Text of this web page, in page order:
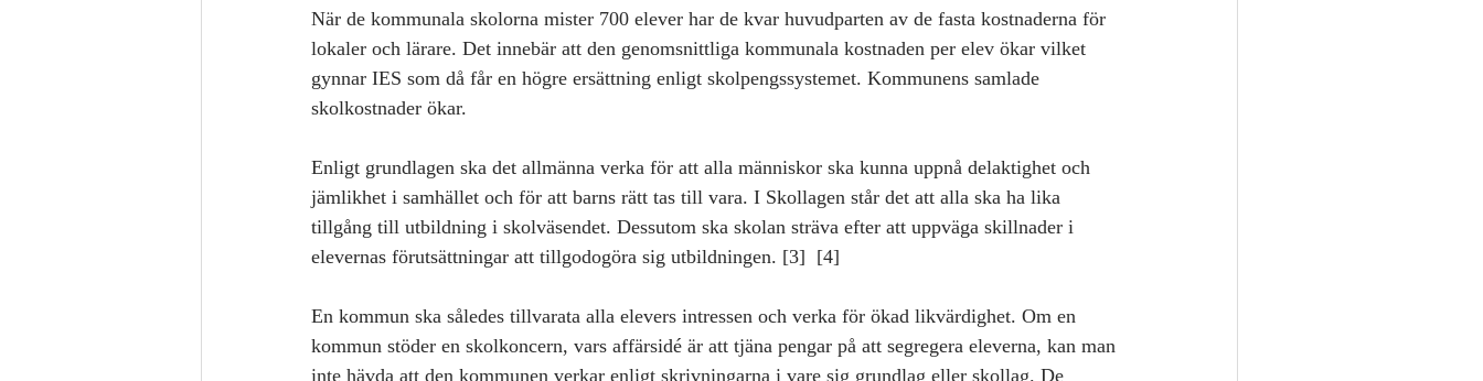
När de kommunala skolorna mister 700 elever har de kvar huvudparten av de fasta kostnaderna för
lokaler och lärare. Det innebär att den genomsnittliga kommunala kostnaden per elev ökar vilket
gynnar IES som då får en högre ersättning enligt skolpengssystemet. Kommunens samlade
skolkostnader ökar.
Enligt grundlagen ska det allmänna verka för att alla människor ska kunna uppnå delaktighet och
jämlikhet i samhället och för att barns rätt tas till vara. I Skollagen står det att alla ska ha lika
tillgång till utbildning i skolväsendet. Dessutom ska skolan sträva efter att uppväga skillnader i
elevernas förutsättningar att tillgodogöra sig utbildningen. [3]  [4]
En kommun ska således tillvarata alla elevers intressen och verka för ökad likvärdighet. Om en
kommun stöder en skolkoncern, vars affärsidé är att tjäna pengar på att segregera eleverna, kan man
inte hävda att den kommunen verkar enligt skrivningarna i vare sig grundlag eller skollag. De